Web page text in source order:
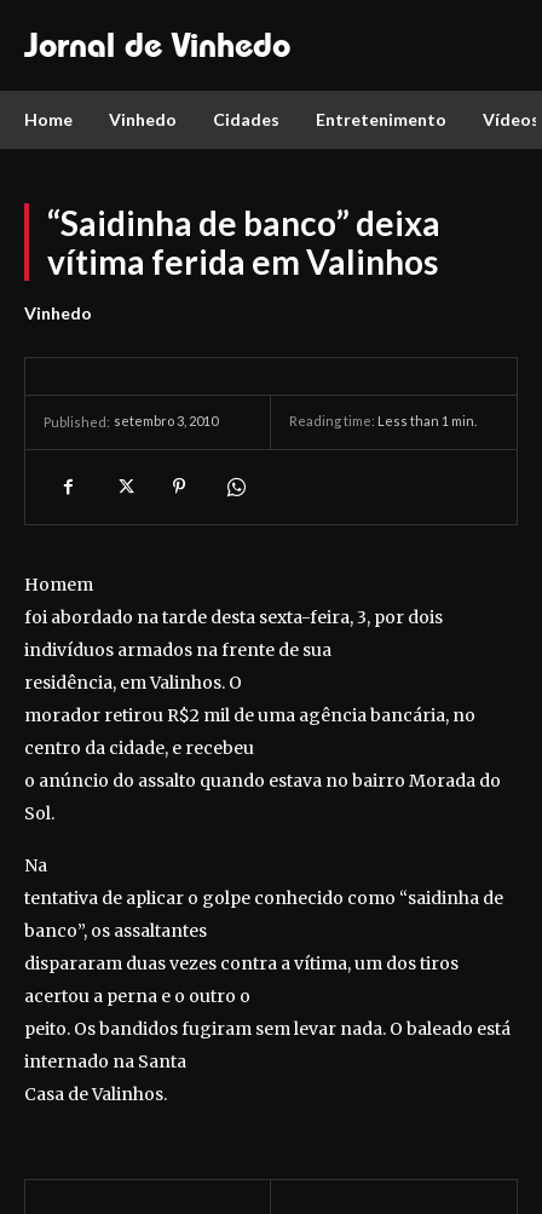
Jornal de Vinhedo
Home Vinhedo Cidades Entretenimento Vídeos
“Saidinha de banco” deixa
vítima ferida em Valinhos
Vinhedo
Published: setembro 3, 2010 Reading time: Less than 1 min.
Homem
foi abordado na tarde desta sexta-feira, 3, por dois
indivíduos armados na frente de sua
residência, em Valinhos. O
morador retirou R$2 mil de uma agência bancária, no
centro da cidade, e recebeu
o anúncio do assalto quando estava no bairro Morada do
Sol.
Na
tentativa de aplicar o golpe conhecido como “saidinha de
banco”, os assaltantes
dispararam duas vezes contra a vítima, um dos tiros
acertou a perna e o outro o
peito. Os bandidos fugiram sem levar nada. O baleado está
internado na Santa
Casa de Valinhos.